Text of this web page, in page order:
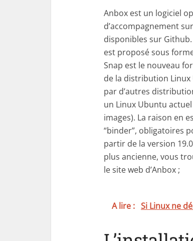
Anbox est un logiciel
d’accompagnement
disponibles sur Github.
est proposé sous
Snap est le nouveau
de la distribution
par d’autres
un Linux Ubuntu
images). La raison en
“binder”, obligatoires
partir de la version
plus ancienne, vous
le site web d’Anbox ;
A lire : Si Linux ne